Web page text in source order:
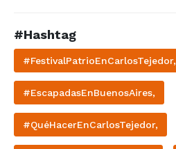
#Hashtag
#FestivalPatrioEnCarlosTejedor,
#EscapadasEnBuenosAires,
#QuéHacerEnCarlosTejedor,